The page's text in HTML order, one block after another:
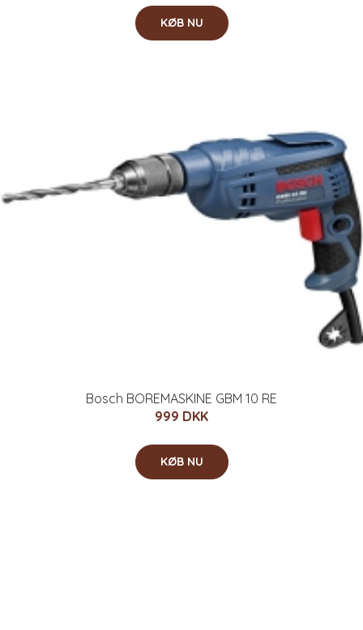
KØB NU
Bosch BOREMASKINE GBM 10 RE
999 DKK
KØB NU